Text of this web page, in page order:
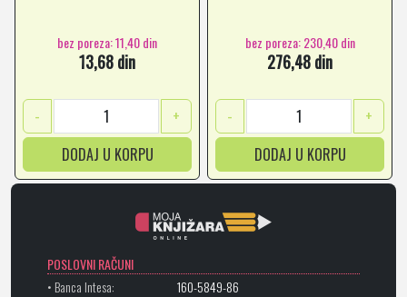
bez poreza: 11,40 din
13,68 din
-
+
DODAJ U KORPU
bez poreza: 230,40 din
276,48 din
-
+
DODAJ U KORPU
POSLOVNI RAČUNI
• Banca Intesa:
160-5849-86